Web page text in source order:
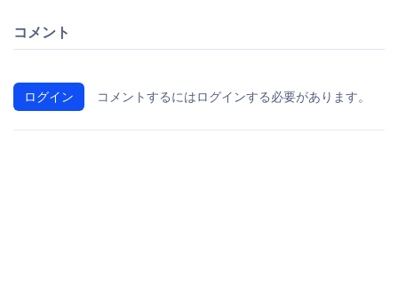
コメント
ログイン コメントするにはログインする必要があります。